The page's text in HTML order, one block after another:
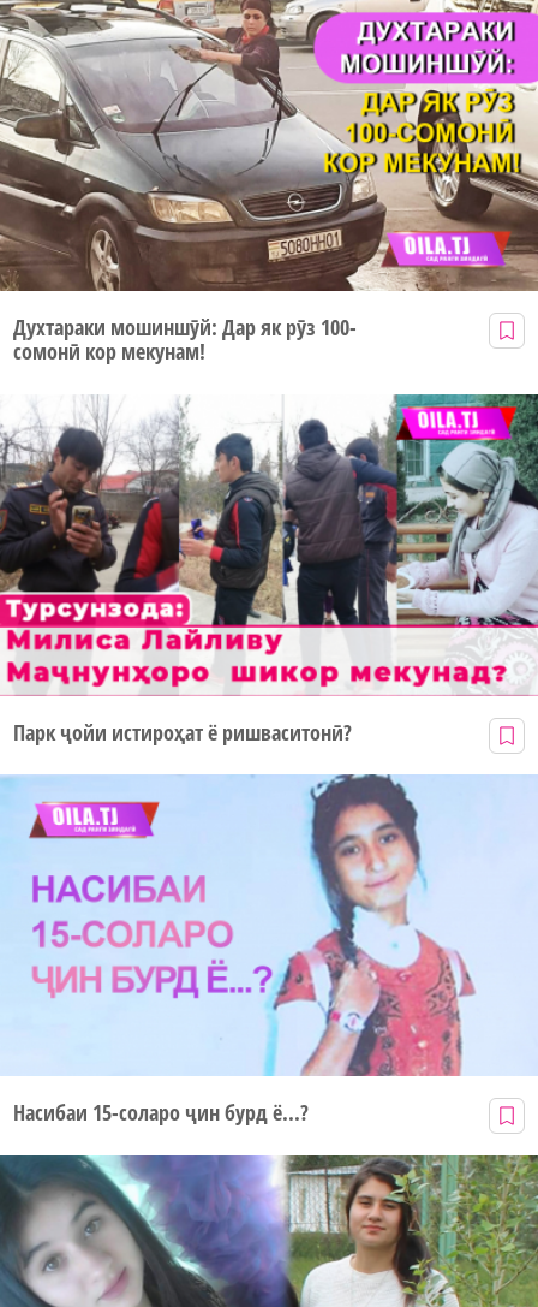
Духтараки мошиншӯй: Дар як рӯз 100-
сомонӣ кор мекунам!
Парк ҷойи истироҳат ё ришваситонӣ?
Насибаи 15-соларо ҷин бурд ё...?